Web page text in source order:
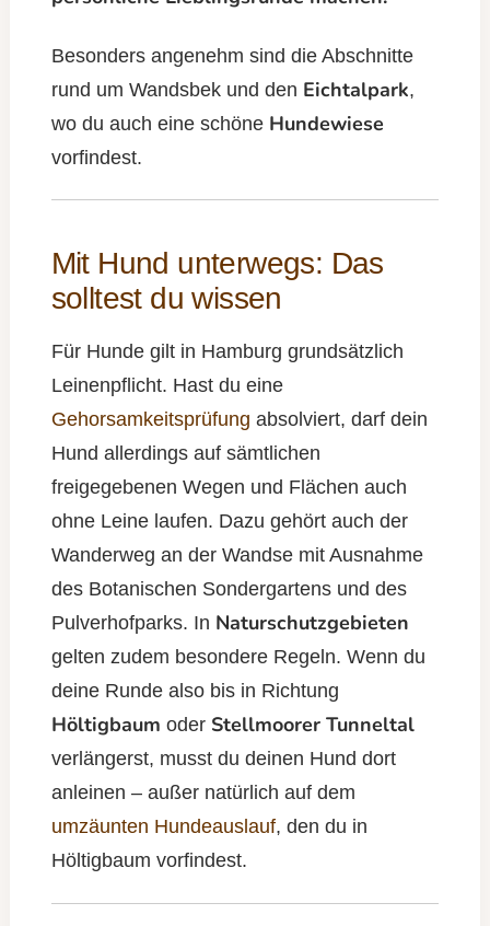
Besonders angenehm sind die Abschnitte
rund um Wandsbek und den Eichtalpark,
wo du auch eine schöne Hundewiese
vorfindest.
Mit Hund unterwegs: Das
solltest du wissen
Für Hunde gilt in Hamburg grundsätzlich
Leinenpflicht. Hast du eine
Gehorsamkeitsprüfung absolviert, darf dein
Hund allerdings auf sämtlichen
freigegebenen Wegen und Flächen auch
ohne Leine laufen. Dazu gehört auch der
Wanderweg an der Wandse mit Ausnahme
des Botanischen Sondergartens und des
Pulverhofparks. In Naturschutzgebieten
gelten zudem besondere Regeln. Wenn du
deine Runde also bis in Richtung
Höltigbaum oder Stellmoorer Tunneltal
verlängerst, musst du deinen Hund dort
anleinen – außer natürlich auf dem
umzäunten Hundeauslauf, den du in
Höltigbaum vorfindest.